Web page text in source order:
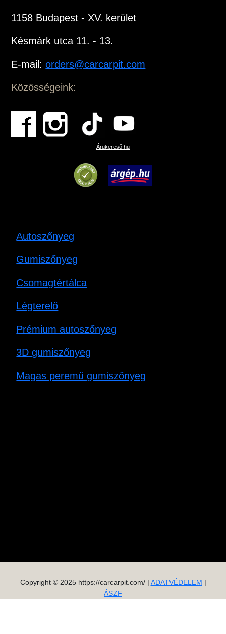
1158 Budapest - XV. kerület
Késmárk utca 11. - 13.
E-mail:orders@carcarpit.com
Közösségeink:
Árukereső.hu
Autoszőnyeg
Gumiszőnyeg
Csomagtértálca
Légterelő
Prémium autoszőnyeg
3D gumiszőnyeg
Magas peremű gumiszőnyeg
Copyright © 2025 https://carcarpit.com/ | ADATVÉDELEM |
ÁSZF